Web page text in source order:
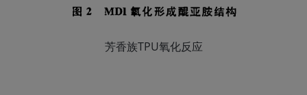
芳香族TPU氧化反应